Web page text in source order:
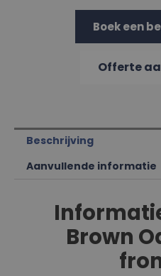
Boek een
Offerte
Beschrijving
Aanvullende informatie
Brown